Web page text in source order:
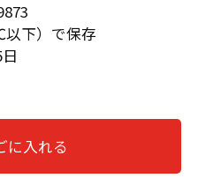
下）で保存
に入れる